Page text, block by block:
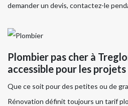
demander un devis, contactez-le
Plombier pas cher à
accessible pour les projets
Que ce soit pour des petites ou de
Rénovation définit toujours un tarif